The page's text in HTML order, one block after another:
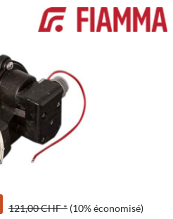
121,00 CHF * (10% économisé)